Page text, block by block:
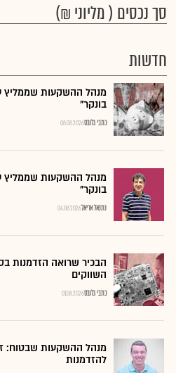
סך נכסים ( מליוני ₪)
חדשות
מנהל ההשקעות שממליץ
בונקר"
08.08.2026כתבי גלובס
מנהל ההשקעות שממליץ
בונקר"
04.08.2026נתנאל אריאל
הבכיר שרואה הזדמנות
השווקים
01.08.2026כתבי גלובס
מנהל ההשקעות שבטוח:
להזדמנות